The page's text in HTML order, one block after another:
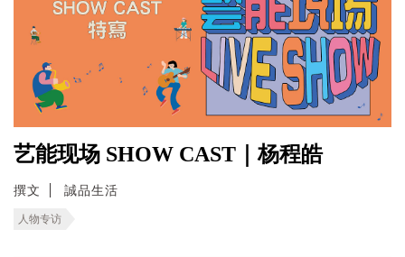
艺能现场 SHOW CAST｜杨程皓
撰文 誠品生活
人物专访